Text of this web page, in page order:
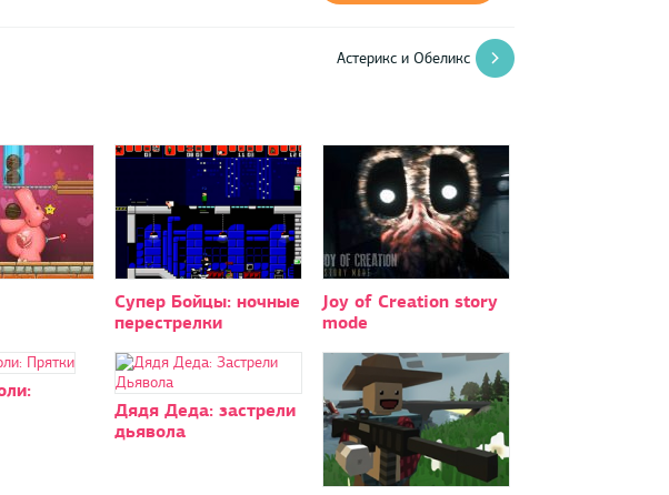
Астерикс и Обеликс
Супер Бойцы: ночные
перестрелки
Joy of Creation story
mode
Дядя Деда: застрели
дьявола